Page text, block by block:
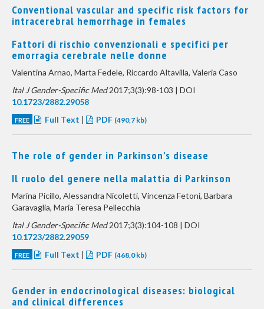
Conventional vascular and specific risk factors for
intracerebral hemorrhage in females
Fattori di rischio convenzionali e specifici per
emorragia cerebrale nelle donne
Valentina Arnao, Marta Fedele, Riccardo Altavilla, Valeria Caso
Ital J Gender-Specific Med2017;3(3):98-103 | DOI
10.1723/2882.29058
FREE Full Text | PDF (490,7 kb)
The role of gender in Parkinson’s disease
Il ruolo del genere nella malattia di Parkinson
Marina Picillo, Alessandra Nicoletti, Vincenza Fetoni, Barbara
Garavaglia, Maria Teresa Pellecchia
Ital J Gender-Specific Med2017;3(3):104-108 | DOI
10.1723/2882.29059
FREE Full Text | PDF (468,0 kb)
Gender in endocrinological diseases: biological
and clinical differences